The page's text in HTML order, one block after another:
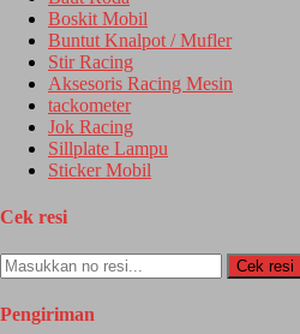
Boskit Mobil
Buntut Knalpot / Mufler
Stir Racing
Aksesoris Racing Mesin
tackometer
Jok Racing
Sillplate Lampu
Sticker Mobil
Cek resi
Cek resi
Pengiriman